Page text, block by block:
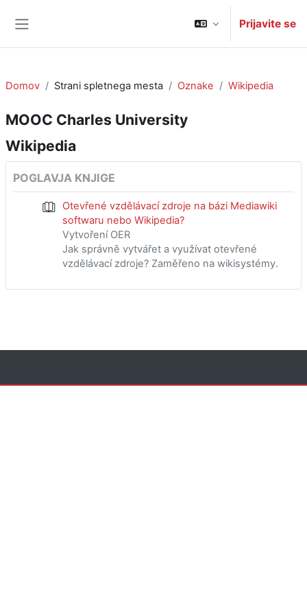
Prijavite se
Domov Strani spletnega mesta Oznake Wikipedia
MOOC Charles University
Wikipedia
POGLAVJA KNJIGE
Otevřené vzdělávací zdroje na bázi Mediawiki
softwaru nebo Wikipedia?
Vytvoření OER
Jak správně vytvářet a využívat otevřené
vzdělávací zdroje? Zaměřeno na wikisystémy.